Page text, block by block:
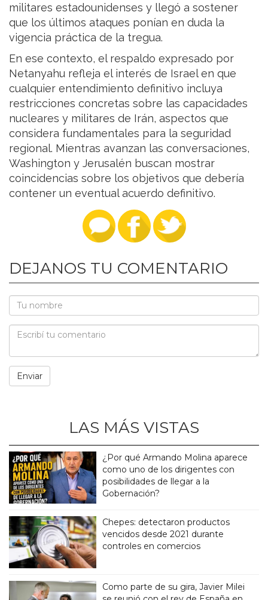
militares estadounidenses y llegó a sostener
que los últimos ataques ponían en duda la
vigencia práctica de la tregua.
En ese contexto, el respaldo expresado por
Netanyahu refleja el interés de Israel en que
cualquier entendimiento definitivo incluya
restricciones concretas sobre las capacidades
nucleares y militares de Irán, aspectos que
considera fundamentales para la seguridad
regional. Mientras avanzan las conversaciones,
Washington y Jerusalén buscan mostrar
coincidencias sobre los objetivos que debería
contener un eventual acuerdo definitivo.
DEJANOS TU COMENTARIO
LAS MÁS VISTAS
¿Por qué Armando Molina aparece
como uno de los dirigentes con
posibilidades de llegar a la
Gobernación?
Chepes: detectaron productos
vencidos desde 2021 durante
controles en comercios
Como parte de su gira, Javier Milei